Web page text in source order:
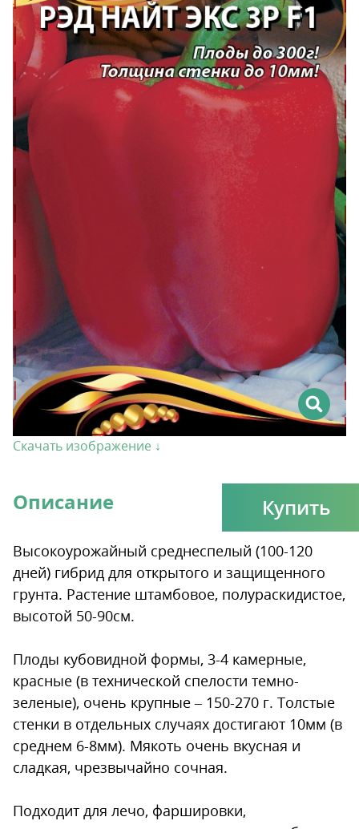
Скачать изображение ↓
Купить
Описание
Высокоурожайный среднеспелый (100-120
дней) гибрид для открытого и защищенного
грунта. Растение штамбовое, полураскидистое,
высотой 50-90см.
Плоды кубовидной формы, 3-4 камерные,
красные (в технической спелости темно-
зеленые), очень крупные – 150-270 г. Толстые
стенки в отдельных случаях достигают 10мм (в
среднем 6-8мм). Мякоть очень вкусная и
сладкая, чрезвычайно сочная.
Подходит для лечо, фаршировки,